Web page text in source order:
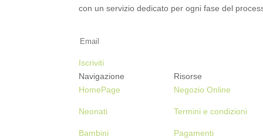
con un servizio dedicato per ogni fase del
Iscriviti
Navigazione
HomePage
Neonati
Bambini
Risorse
Negozio Online
Termini e condizioni
Pagamenti